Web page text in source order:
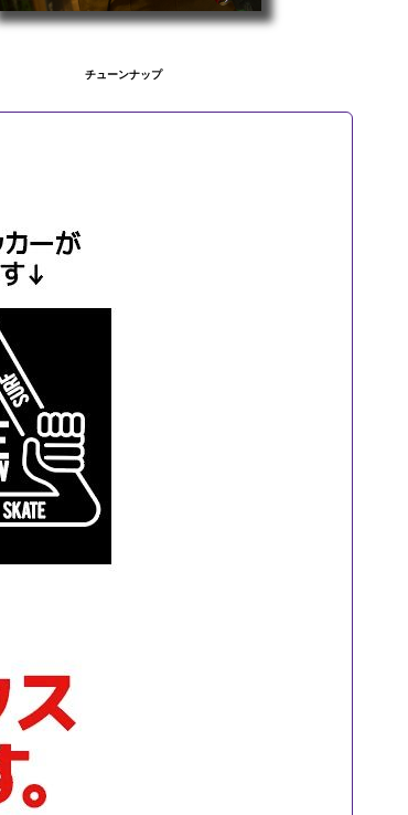
チューンナップ